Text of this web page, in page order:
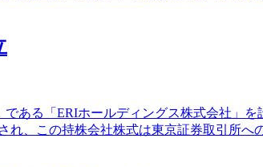
ある「ERIホールディングス株式会社」
、この持株会社株式は東京証券取引所